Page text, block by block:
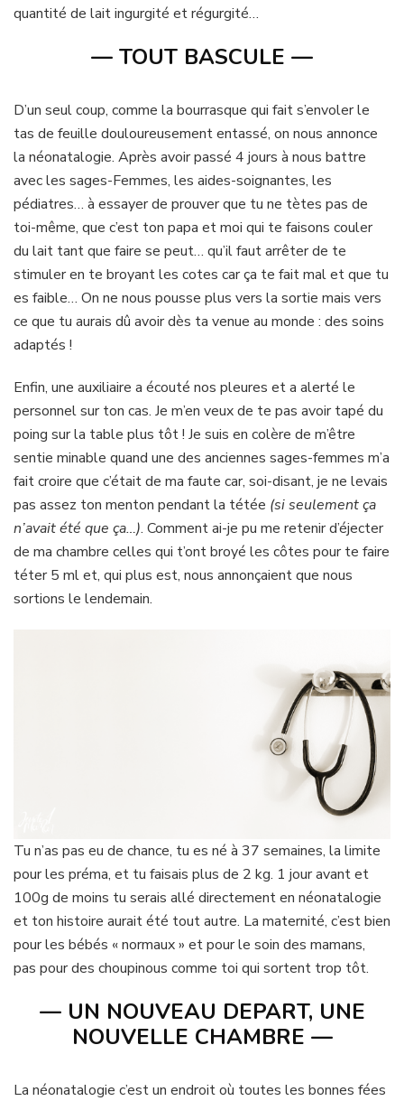
quantité de lait ingurgité et régurgité…
— TOUT BASCULE —
D’un seul coup, comme la bourrasque qui fait s’envoler le
tas de feuille douloureusement entassé, on nous annonce
la néonatalogie. Après avoir passé 4 jours à nous battre
avec les sages-Femmes, les aides-soignantes, les
pédiatres… à essayer de prouver que tu ne tètes pas de
toi-même, que c’est ton papa et moi qui te faisons couler
du lait tant que faire se peut… qu’il faut arrêter de te
stimuler en te broyant les cotes car ça te fait mal et que tu
es faible… On ne nous pousse plus vers la sortie mais vers
ce que tu aurais dû avoir dès ta venue au monde : des soins
adaptés !
Enfin, une auxiliaire a écouté nos pleures et a alerté le
personnel sur ton cas. Je m’en veux de te pas avoir tapé du
poing sur la table plus tôt ! Je suis en colère de m’être
sentie minable quand une des anciennes sages-femmes m’a
fait croire que c’était de ma faute car, soi-disant, je ne levais
pas assez ton menton pendant la tétée (si seulement ça
n’avait été que ça…). Comment ai-je pu me retenir d’éjecter
de ma chambre celles qui t’ont broyé les côtes pour te faire
téter 5 ml et, qui plus est, nous annonçaient que nous
sortions le lendemain.
Tu n’as pas eu de chance, tu es né à 37 semaines, la limite
pour les préma, et tu faisais plus de 2 kg. 1 jour avant et
100g de moins tu serais allé directement en néonatalogie
et ton histoire aurait été tout autre. La maternité, c’est bien
pour les bébés « normaux » et pour le soin des mamans,
pas pour des choupinous comme toi qui sortent trop tôt.
— UN NOUVEAU DEPART, UNE
NOUVELLE CHAMBRE —
La néonatalogie c’est un endroit où toutes les bonnes fées